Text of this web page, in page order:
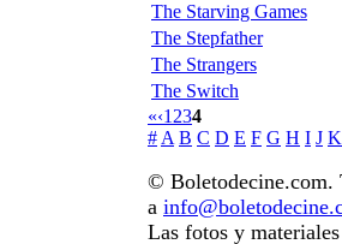
The Starving Games
The Stepfather
The Strangers
The Switch
«‹1 234
# A B C D E F G H I J K
© Boletodecine.com.
a
Las fotos y